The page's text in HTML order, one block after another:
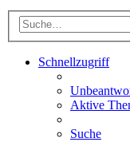
Schnellzugriff
Aktive
Suche